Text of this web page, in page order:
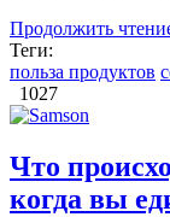
Продолжить
Теги:
польза продуктов
1027
Что
когда вы